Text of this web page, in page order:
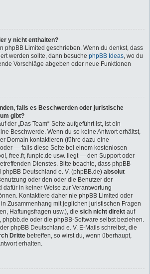
y nicht enthalten?
phpBB Limited geschrieben. Wenn du denkst, dass
werden sollte, dann besuche phpBB Ideas, wo du
Vorschläge abgeben oder neue Funktionen
falls es Beschwerden oder juristische
gibt?
der „Das Team“-Seite aufgeführt ist, ist ein
Beschwerde. Wenn du so keine Antwort erhältst,
Domain kontaktieren (führe dazu eine
— falls diese Seite bei einem kostenlosen
free.fr, funpic.de usw. liegt — den Support oder
Dienstes. Bitte beachte, dass phpBB
phpBB Deutschland e. V. (phpBB.de) absolut
oder den oder die Benutzer der
dafür in keiner Weise zur Verantwortung
Kontaktiere daher nie phpBB Limited oder
Zusammenhang mit jeglichen juristischen Fragen
Haftungsfragen usw.), die sich nicht direkt auf
phpbb.de oder die phpBB-Software selbst beziehen.
phpBB Deutschland e. V. E-Mails schreibst, die
Dritte betreffen, so wirst du, wenn überhaupt,
erhalten.